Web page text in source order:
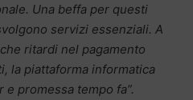
Una beffa per questi
servizi essenziali. A
ritardi nel pagamento
la piattaforma informatica
promessa tempo fa”.